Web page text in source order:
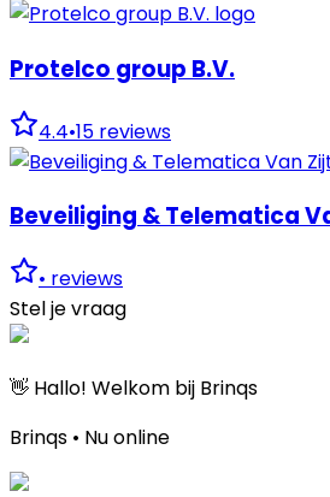
Protelco group B.V.
4.4•15 reviews
Beveiliging & Telematica
• reviews
Stel je vraag
👋 Hallo! Welkom bij Brinqs
Brinqs • Nu online